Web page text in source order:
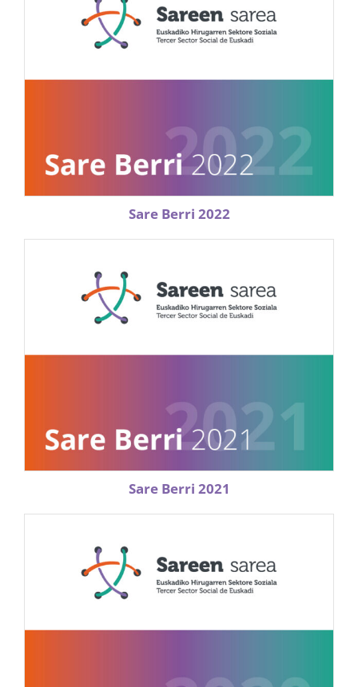
Sare Berri 2022
Sare Berri 2021